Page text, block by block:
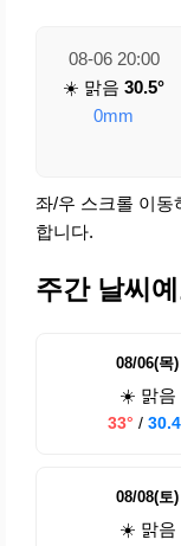
08-06 20:00
☀️ 맑음 30.5°
0mm
좌/우 스크롤 이동
합니다.
주간 날씨
08/06(목)
☀️ 맑음
33° /
08/08(토)
☀️ 맑음